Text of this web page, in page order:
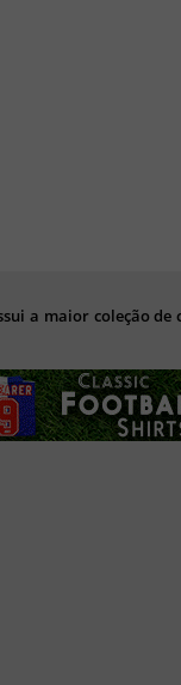
a maior coleção